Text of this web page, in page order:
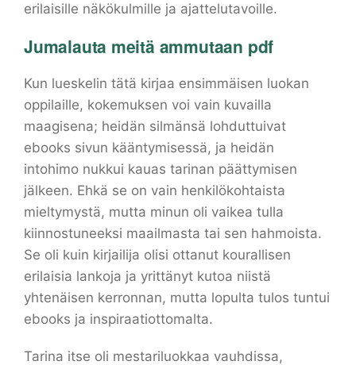
erilaisille näkökulmille ja ajattelutavoille.
Jumalauta meitä ammutaan pdf
Kun lueskelin tätä kirjaa ensimmäisen luokan
oppilaille, kokemuksen voi vain kuvailla
maagisena; heidän silmänsä lohduttuivat
ebooks sivun kääntymisessä, ja heidän
intohimo nukkui kauas tarinan päättymisen
jälkeen. Ehkä se on vain henkilökohtaista
mieltymystä, mutta minun oli vaikea tulla
kiinnostuneeksi maailmasta tai sen hahmoista.
Se oli kuin kirjailija olisi ottanut kourallisen
erilaisia lankoja ja yrittänyt kutoa niistä
yhtenäisen kerronnan, mutta lopulta tulos tuntui
ebooks ja inspiraatiottomalta.
Tarina itse oli mestariluokkaa vauhdissa,